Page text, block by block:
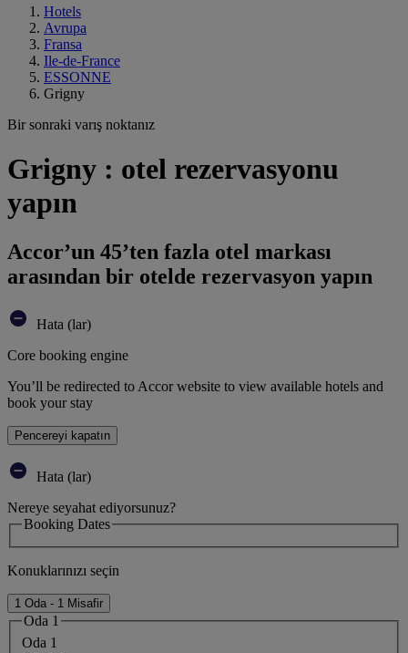
Hotels
Avrupa
Fransa
Ile-de-France
ESSONNE
Grigny
Bir sonraki varış noktanız
Grigny : otel rezervasyonu
yapın
Accor’un 45’ten fazla otel markası
arasından bir otelde rezervasyon yapın
Hata (lar)
Core booking engine
You’ll be redirected to Accor website to view available hotels and
book your stay
Pencereyi kapatın
Hata (lar)
Nereye seyahat ediyorsunuz?
Booking Dates
Konuklarınızı seçin
1 Oda - 1 Misafir
Oda 1
Oda 1